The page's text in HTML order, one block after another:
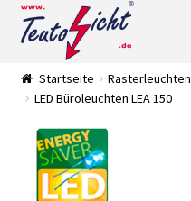
Zur
Navigation
springen
Springe
zum
Startseite Rasterleuchten
LED Büroleuchten LEA 150